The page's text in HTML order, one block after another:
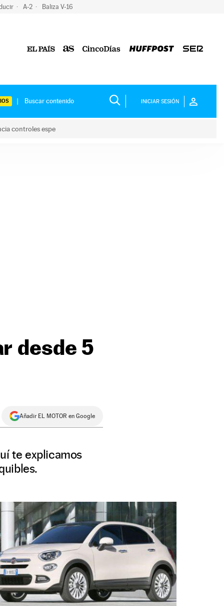
A-2 Baliza V-16
INICIAR SESIÓN
controles espe
desde 5
Añadir EL MOTOR en Google
te explicamos